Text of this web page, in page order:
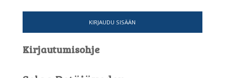
KIRJAUDU SISÄÄN
Kirjautumisohje